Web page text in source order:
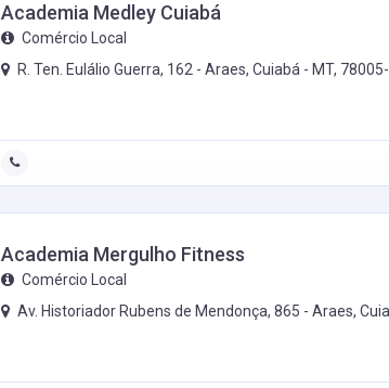
Academia Medley Cuiabá
Comércio Local
R. Ten. Eulálio Guerra, 162 - Araes, Cuiabá - MT,
Academia Mergulho Fitness
Comércio Local
Av. Historiador Rubens de Mendonça, 865 - Araes,